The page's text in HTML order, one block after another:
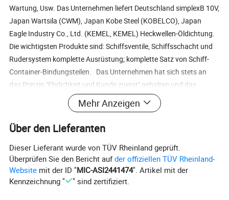
Wartung, Usw. Das Unternehmen liefert Deutschland simplexB 10V,
Japan Wartsila (CWM), Japan Kobe Steel (KOBELCO), Japan
Eagle Industry Co., Ltd. (KEMEL, KEMEL) Heckwellen-Öldichtung.
Die wichtigsten Produkte sind: Schiffsventile, Schiffsschacht und
Rudersystem komplette Ausrüstung; komplette Satz von Schiff-
Container-Bindungsteilen. Das Unternehmen hat sich stets an
das Prinzip "Ehrlichkeit und Kunde zuerst" gehalten und das
Vertrauen der Kunden mit hochwertigen Produkten und einem
hochwertigen After-Sales-Service gewonnen. Wir sind bereit,
freundschaftliche und partnerschaftliche Beziehungen zu den
gemeinsamen Entwicklung aufzubauen und gemeinsam
ein besseres Morgen zu schaffen! 1. Wie lang ist Ihre Garantiezeit?
Unsere Garantiezeit beträgt 1 Jahre oder 1200 Arbeitsstunden, je
nachdem, was zuerst eintritt (ausgenommen Schäden an
Mehr Anzeigen
Über den Lieferanten
Dieser Lieferant wurde von TÜV Rheinland geprüft.
Überprüfen Sie den Bericht aufder offiziellen TÜV Rheinland-
Website mit der ID "MIC-ASI2441474". Artikel mit der
Kennzeichnung "
" sind zertifiziert.